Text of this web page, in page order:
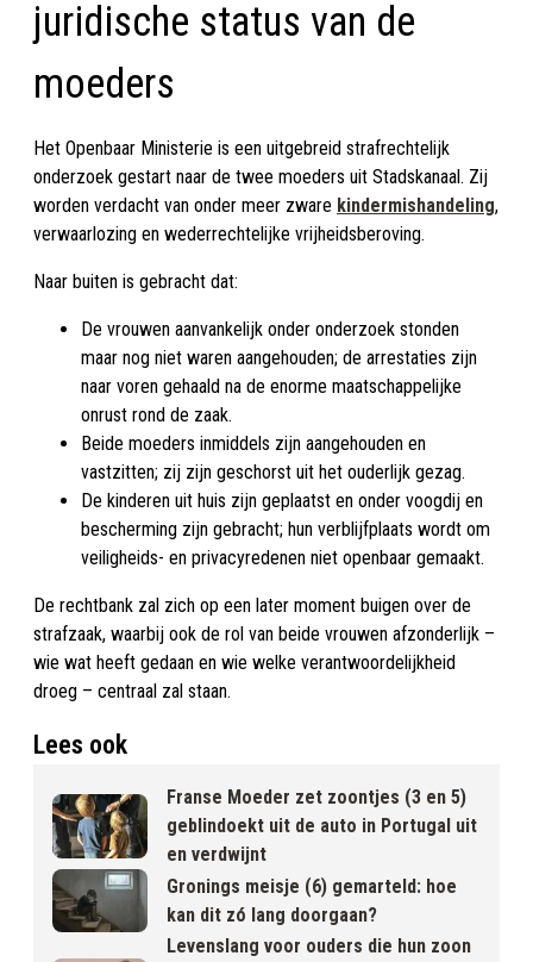
juridische status van de
moeders
Het Openbaar Ministerie is een uitgebreid strafrechtelijk
onderzoek gestart naar de twee moeders uit Stadskanaal. Zij
worden verdacht van onder meer zware kindermishandeling,
verwaarlozing en wederrechtelijke vrijheidsberoving.
Naar buiten is gebracht dat:
De vrouwen aanvankelijk onder onderzoek stonden
maar nog niet waren aangehouden; de arrestaties zijn
naar voren gehaald na de enorme maatschappelijke
onrust rond de zaak.
Beide moeders inmiddels zijn aangehouden en
vastzitten; zij zijn geschorst uit het ouderlijk gezag.
De kinderen uit huis zijn geplaatst en onder voogdij en
bescherming zijn gebracht; hun verblijfplaats wordt om
veiligheids- en privacyredenen niet openbaar gemaakt.
De rechtbank zal zich op een later moment buigen over de
strafzaak, waarbij ook de rol van beide vrouwen afzonderlijk –
wie wat heeft gedaan en wie welke verantwoordelijkheid
droeg – centraal zal staan.
Lees ook
Franse Moeder zet zoontjes (3 en 5)
geblindoekt uit de auto in Portugal uit
en verdwijnt
Gronings meisje (6) gemarteld: hoe
kan dit zó lang doorgaan?
Levenslang voor ouders die hun zoon